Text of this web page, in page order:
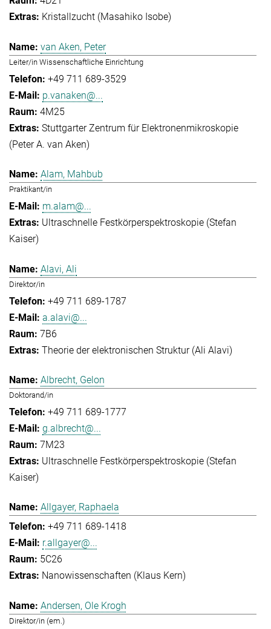
Kristallzucht (Masahiko Isobe)
van Aken, Peter
Leiter/in Wissenschaftliche Einrichtung
+49 711 689-3529
p.vanaken@...
4M25
Stuttgarter Zentrum für Elektronenmikroskopie
(Peter A. van Aken)
Alam, Mahbub
Praktikant/in
m.alam@...
Ultraschnelle Festkörperspektroskopie (Stefan
Kaiser)
Alavi, Ali
Direktor/in
+49 711 689-1787
a.alavi@...
7B6
Theorie der elektronischen Struktur (Ali Alavi)
Albrecht, Gelon
Doktorand/in
+49 711 689-1777
g.albrecht@...
7M23
Ultraschnelle Festkörperspektroskopie (Stefan
Kaiser)
Allgayer, Raphaela
+49 711 689-1418
r.allgayer@...
5C26
Nanowissenschaften (Klaus Kern)
Andersen, Ole Krogh
Direktor/in (em.)